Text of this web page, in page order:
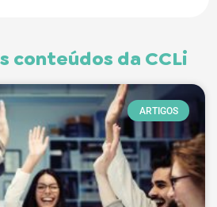
conteúdos da CCLi
ARTIGOS